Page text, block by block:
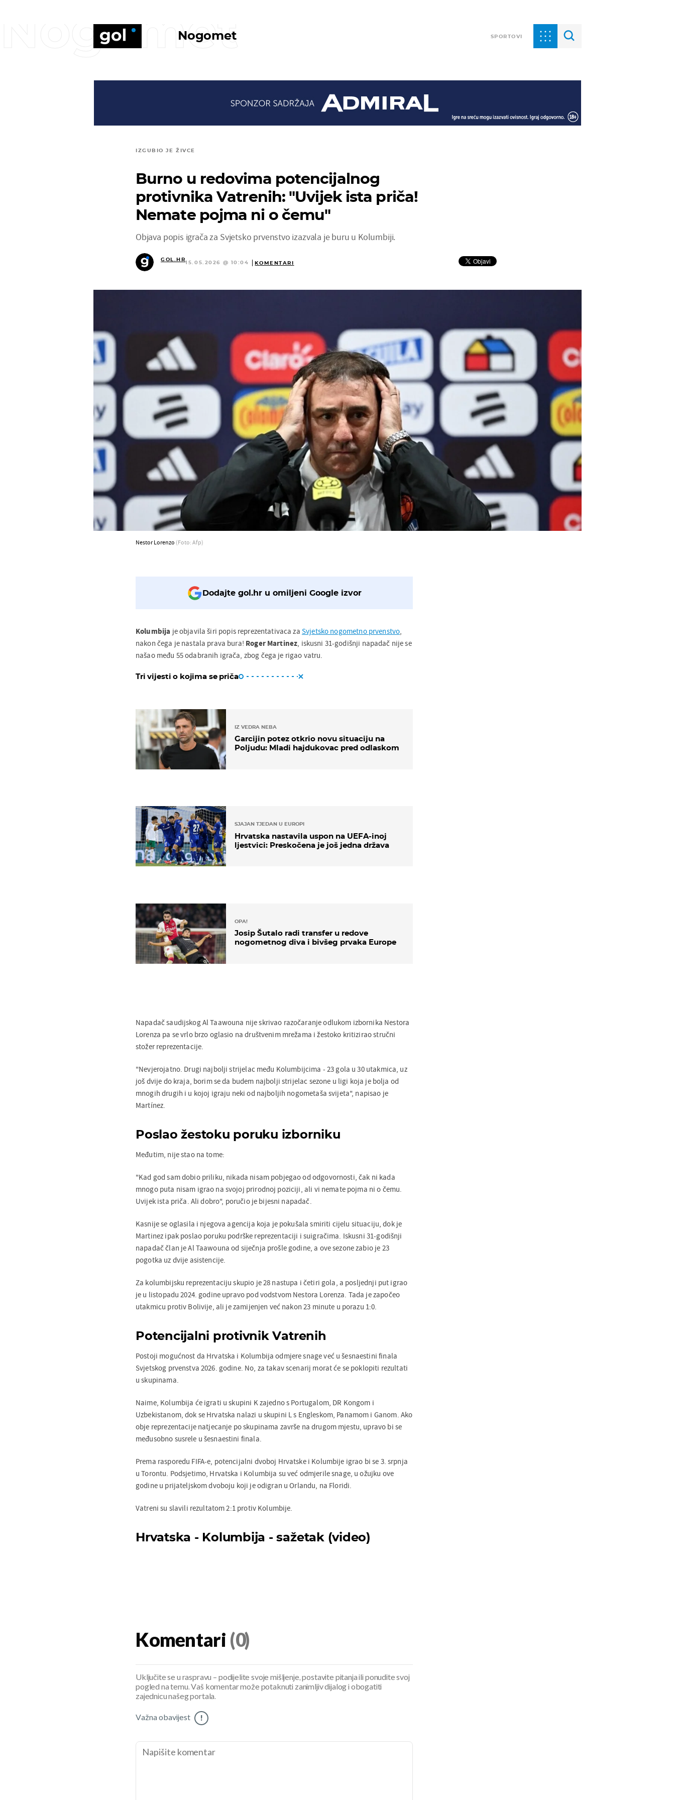
Nogomet SPORTOVI
Nogomet
IZGUBIO JE ŽIVCE
Burno u redovima potencijalnog
protivnika Vatrenih: "Uvijek ista priča!
Nemate pojma ni o čemu"
Objava popis igrača za Svjetsko prvenstvo izazvala je buru u Kolumbiji.
GOL.HR
15.05.2026 @ 10:04 KOMENTARI
Nestor Lorenzo (Foto: Afp)
Dodajte gol.hr u omiljeni Google izvor
Kolumbija je objavila širi popis reprezentativaca za Svjetsko nogometno prvenstvo,
nakon čega je nastala prava bura! Roger Martinez, iskusni 31-godišnji napadač nije se
našao među 55 odabranih igrača, zbog čega je rigao vatru.
Tri vijesti o kojima se priča
IZ VEDRA NEBA
Garcijin potez otkrio novu situaciju na
Poljudu: Mladi hajdukovac pred odlaskom
SJAJAN TJEDAN U EUROPI
Hrvatska nastavila uspon na UEFA-inoj
ljestvici: Preskočena je još jedna država
OPA!
Josip Šutalo radi transfer u redove
nogometnog diva i bivšeg prvaka Europe
Napadač saudijskog Al Taawouna nije skrivao razočaranje odlukom izbornika Nestora
Lorenza pa se vrlo brzo oglasio na društvenim mrežama i žestoko kritizirao stručni
stožer reprezentacije.
"Nevjerojatno. Drugi najbolji strijelac među Kolumbijcima - 23 gola u 30 utakmica, uz
još dvije do kraja, borim se da budem najbolji strijelac sezone u ligi koja je bolja od
mnogih drugih i u kojoj igraju neki od najboljih nogometaša svijeta", napisao je
Martínez.
Poslao žestoku poruku izborniku
Međutim, nije stao na tome:
"Kad god sam dobio priliku, nikada nisam pobjegao od odgovornosti, čak ni kada
mnogo puta nisam igrao na svojoj prirodnoj poziciji, ali vi nemate pojma ni o čemu.
Uvijek ista priča. Ali dobro", poručio je bijesni napadač.
Kasnije se oglasila i njegova agencija koja je pokušala smiriti cijelu situaciju, dok je
Martinez ipak poslao poruku podrške reprezentaciji i suigračima. Iskusni 31-godišnji
napadač član je Al Taawouna od siječnja prošle godine, a ove sezone zabio je 23
pogotka uz dvije asistencije.
Za kolumbijsku reprezentaciju skupio je 28 nastupa i četiri gola, a posljednji put igrao
je u listopadu 2024. godine upravo pod vodstvom Nestora Lorenza. Tada je započeo
utakmicu protiv Bolivije, ali je zamijenjen već nakon 23 minute u porazu 1:0.
Potencijalni protivnik Vatrenih
Postoji mogućnost da Hrvatska i Kolumbija odmjere snage već u šesnaestini finala
Svjetskog prvenstva 2026. godine. No, za takav scenarij morat će se poklopiti rezultati
u skupinama.
Naime, Kolumbija će igrati u skupini K zajedno s Portugalom, DR Kongom i
Uzbekistanom, dok se Hrvatska nalazi u skupini L s Engleskom, Panamom i Ganom. Ako
obje reprezentacije natjecanje po skupinama završe na drugom mjestu, upravo bi se
međusobno susrele u šesnaestini finala.
Prema rasporedu FIFA-e, potencijalni dvoboj Hrvatske i Kolumbije igrao bi se 3. srpnja
u Torontu. Podsjetimo, Hrvatska i Kolumbija su već odmjerile snage, u ožujku ove
godine u prijateljskom dvoboju koji je odigran u Orlandu, na Floridi.
Vatreni su slavili rezultatom 2:1 protiv Kolumbije.
Hrvatska - Kolumbija - sažetak (video)
Komentari (0)
Uključite se u raspravu – podijelite svoje mišljenje, postavite pitanja ili ponudite svoj
pogled na temu. Vaš komentar može potaknuti zanimljiv dijalog i obogatiti
zajednicu našeg portala.
Važna obavijest !